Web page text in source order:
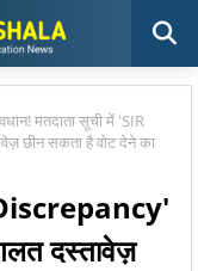
मतदाता सूची में 'SIR
छीन सकता है वोट देने का
Discrepancy'
दस्तावेज़